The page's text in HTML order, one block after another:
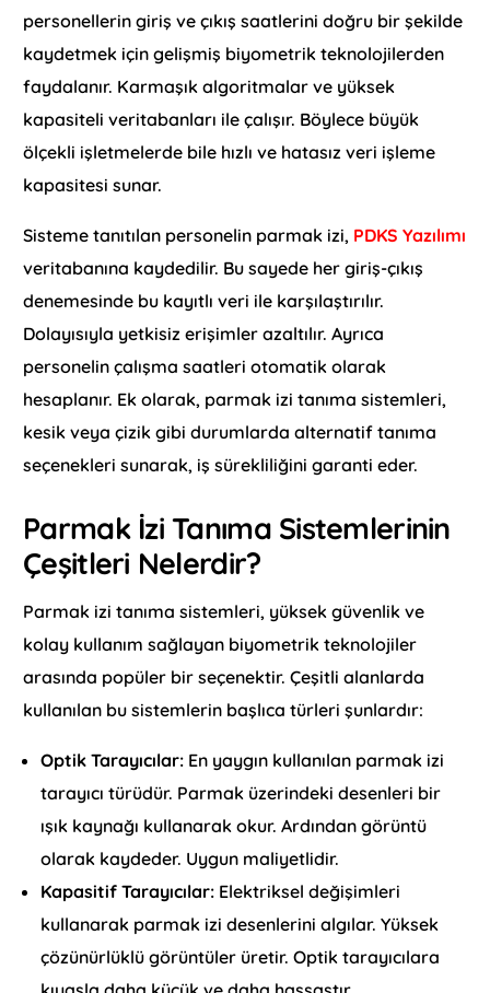
personellerin giriş ve çıkış saatlerini doğru bir şekilde
kaydetmek için gelişmiş biyometrik teknolojilerden
faydalanır. Karmaşık algoritmalar ve yüksek
kapasiteli veritabanları ile çalışır. Böylece büyük
ölçekli işletmelerde bile hızlı ve hatasız veri işleme
kapasitesi sunar.
Sisteme tanıtılan personelin parmak izi, PDKS Yazılımı
veritabanına kaydedilir. Bu sayede her giriş-çıkış
denemesinde bu kayıtlı veri ile karşılaştırılır.
Dolayısıyla yetkisiz erişimler azaltılır. Ayrıca
personelin çalışma saatleri otomatik olarak
hesaplanır. Ek olarak, parmak izi tanıma sistemleri,
kesik veya çizik gibi durumlarda alternatif tanıma
seçenekleri sunarak, iş sürekliliğini garanti eder.
Parmak İzi Tanıma Sistemlerinin
Çeşitleri Nelerdir?
Parmak izi tanıma sistemleri, yüksek güvenlik ve
kolay kullanım sağlayan biyometrik teknolojiler
arasında popüler bir seçenektir. Çeşitli alanlarda
kullanılan bu sistemlerin başlıca türleri şunlardır:
Optik Tarayıcılar: En yaygın kullanılan parmak izi
tarayıcı türüdür. Parmak üzerindeki desenleri bir
ışık kaynağı kullanarak okur. Ardından görüntü
olarak kaydeder. Uygun maliyetlidir.
Kapasitif Tarayıcılar: Elektriksel değişimleri
kullanarak parmak izi desenlerini algılar. Yüksek
çözünürlüklü görüntüler üretir. Optik tarayıcılara